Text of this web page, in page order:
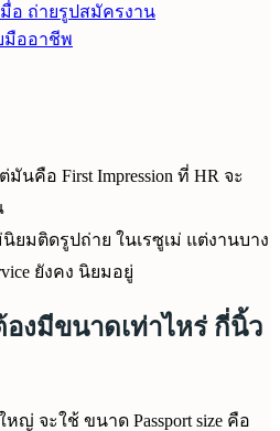
อ ถ่ายรูปสมัครงาน
มืออาชีพ
นคือ First Impression ที่ HR จะ
ยมติดรูปถ่าย ในเรซูเม่ แต่งานบาง
ยังคง นิยมอยู่
งมีขนาดเท่าไหร่ กี่นิ้ว
ญ่ จะใช้ ขนาด Passport size คือ